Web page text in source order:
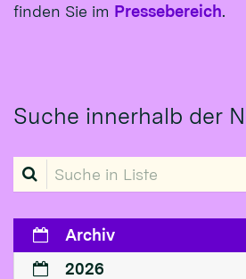
finden Sie im Pressebereich.
Suche innerhalb der
Suche in Liste
Archiv
2026